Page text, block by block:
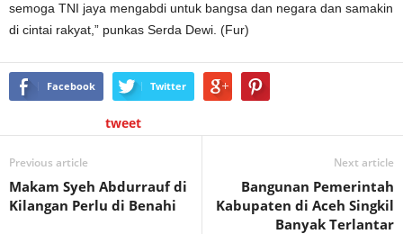
semoga TNI jaya mengabdi untuk bangsa dan negara dan samakin
di cintai rakyat,” punkas Serda Dewi. (Fur)
Facebook Twitter
tweet
Previous article
Makam Syeh Abdurrauf di
Kilangan Perlu di Benahi
Next article
Bangunan Pemerintah
Kabupaten di Aceh Singkil
Banyak Terlantar